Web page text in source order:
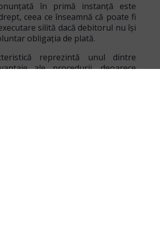
în primă instanță este
, ceea ce înseamnă că poate fi
silită dacă debitorul nu își
obligația de plată.
reprezintă unul dintre
ale procedurii, deoarece